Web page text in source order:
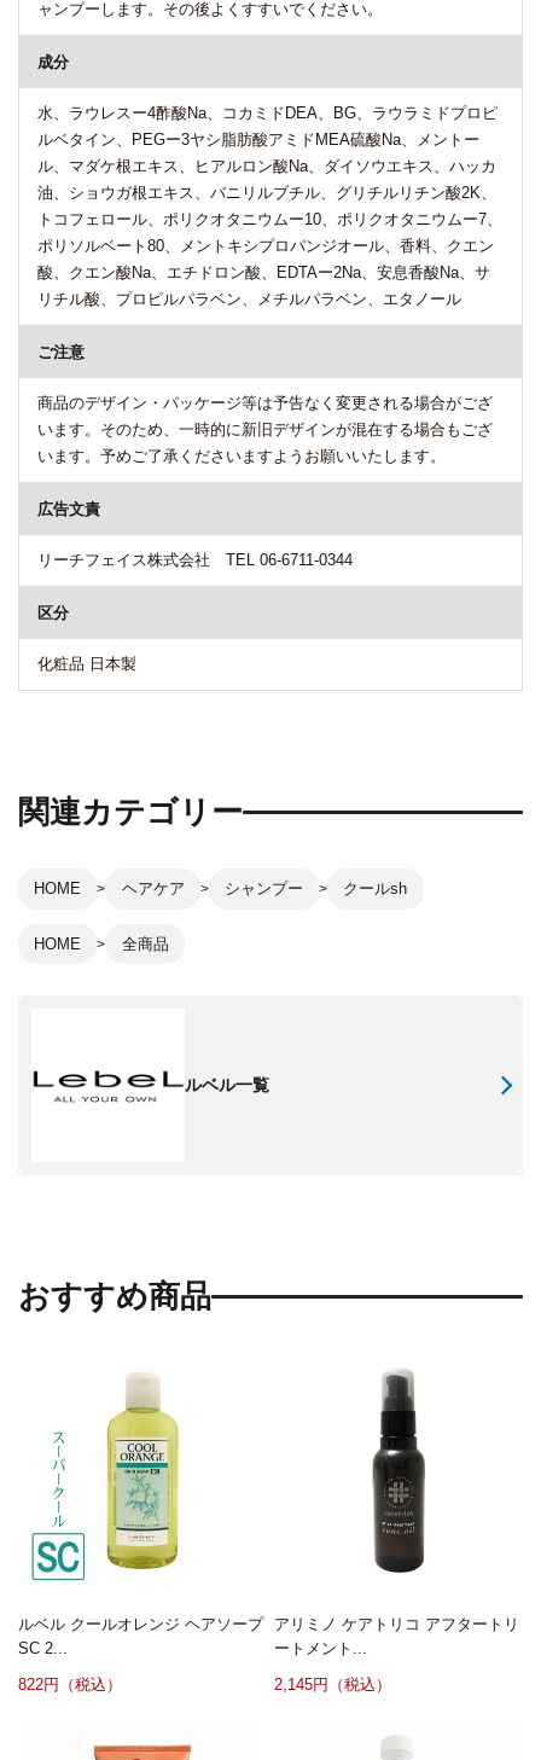
ャンプーします。その後よくすすいでください。
成分
水、ラウレスー4酢酸Na、コカミドDEA、BG、ラウラミドプロピ
ルベタイン、PEGー3ヤシ脂肪酸アミドMEA硫酸Na、メントー
ル、マダケ根エキス、ヒアルロン酸Na、ダイソウエキス、ハッカ
油、ショウガ根エキス、バニリルブチル、グリチルリチン酸2K、
トコフェロール、ポリクオタニウムー10、ポリクオタニウムー7、
ポリソルベート80、メントキシプロパンジオール、香料、クエン
酸、クエン酸Na、エチドロン酸、EDTAー2Na、安息香酸Na、サ
リチル酸、プロピルパラベン、メチルパラベン、エタノール
ご注意
商品のデザイン・パッケージ等は予告なく変更される場合がござ
います。そのため、一時的に新旧デザインが混在する場合もござ
います。予めご了承くださいますようお願いいたします。
広告文責
リーチフェイス株式会社 TEL 06-6711-0344
区分
化粧品 日本製
関連カテゴリー
HOME ヘアケア シャンプー クールsh
HOME 全商品
ルベル一覧
おすすめ商品
ルベル クールオレンジ ヘアソープ
SC 2...
822円（税込）
アリミノ ケアトリコ アフタートリ
ートメント...
2,145円（税込）